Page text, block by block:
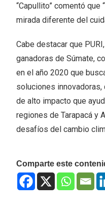
“Capullito” comentó
mirada diferente del
Cabe destacar que
ganadoras de Súmate,
en el año 2020 que
soluciones
de alto impacto que
regiones de Tarapacá y
desafíos del cambio
Comparte este